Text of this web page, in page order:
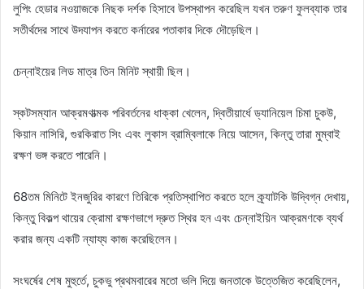
লুপিং হেডার নওয়াজকে নিছক দর্শক হিসাবে উপস্থাপন করেছিল যখন তরুণ ফুলব্যাক তার
সতীর্থদের সাথে উদযাপন করতে কর্নারের পতাকার দিকে দৌড়েছিল।
চেন্নাইয়ের লিড মাত্র তিন মিনিট স্থায়ী ছিল।
স্কটসম্যান আক্রমণাত্মক পরিবর্তনের ধাক্কা খেলেন, দ্বিতীয়ার্ধে ড্যানিয়েল চিমা চুকউ,
কিয়ান নাসিরি, গুরকিরাত সিং এবং লুকাস ব্রাম্বিলাকে নিয়ে আসেন, কিন্তু তারা মুম্বাই
রক্ষণ ভঙ্গ করতে পারেনি।
68তম মিনিটে ইনজুরির কারণে তিরিকে প্রতিস্থাপিত করতে হলে ক্র্যাটকি উদ্বিগ্ন দেখায়,
কিন্তু বিকল্প থায়ের ক্রোমা রক্ষণভাগে দ্রুত স্থির হন এবং চেন্নাইয়িন আক্রমণকে ব্যর্থ
করার জন্য একটি ন্যায্য কাজ করেছিলেন।
সংঘর্ষের শেষ মুহুর্তে, চুকভু প্রথমবারের মতো ভলি দিয়ে জনতাকে উত্তেজিত করেছিলেন,